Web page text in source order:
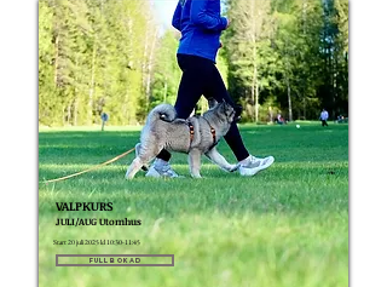
VALPKURS
JULI/AUG Utomhus
Start 20 juli 2025 kl 10:30-11:45
Fullbokad